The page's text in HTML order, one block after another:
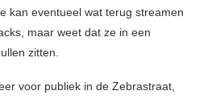
kan eventueel wat terug streamen
maar weet dat ze in een
zitten.
voor publiek in de Zebrastraat,